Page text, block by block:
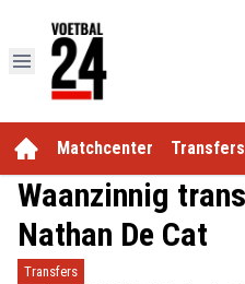
Matchcenter Transfers
Waanzinnig
Nathan De Cat
Transfers